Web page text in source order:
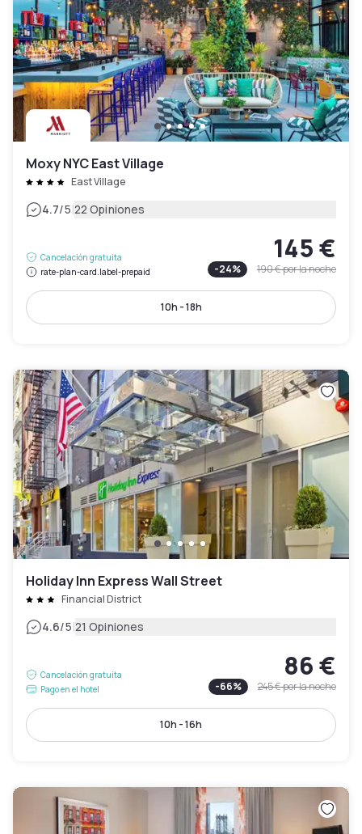
Moxy NYC East Village
East Village
4.7/5|22 Opiniones
Cancelación gratuita
rate-plan-card.label-prepaid
145 €
-24% 190 €por la noche
10h - 18h
Holiday Inn Express Wall Street
Financial District
4.6/5|21 Opiniones
Cancelación gratuita
Pago en el hotel
86 €
-66% 245 €por la noche
10h - 16h